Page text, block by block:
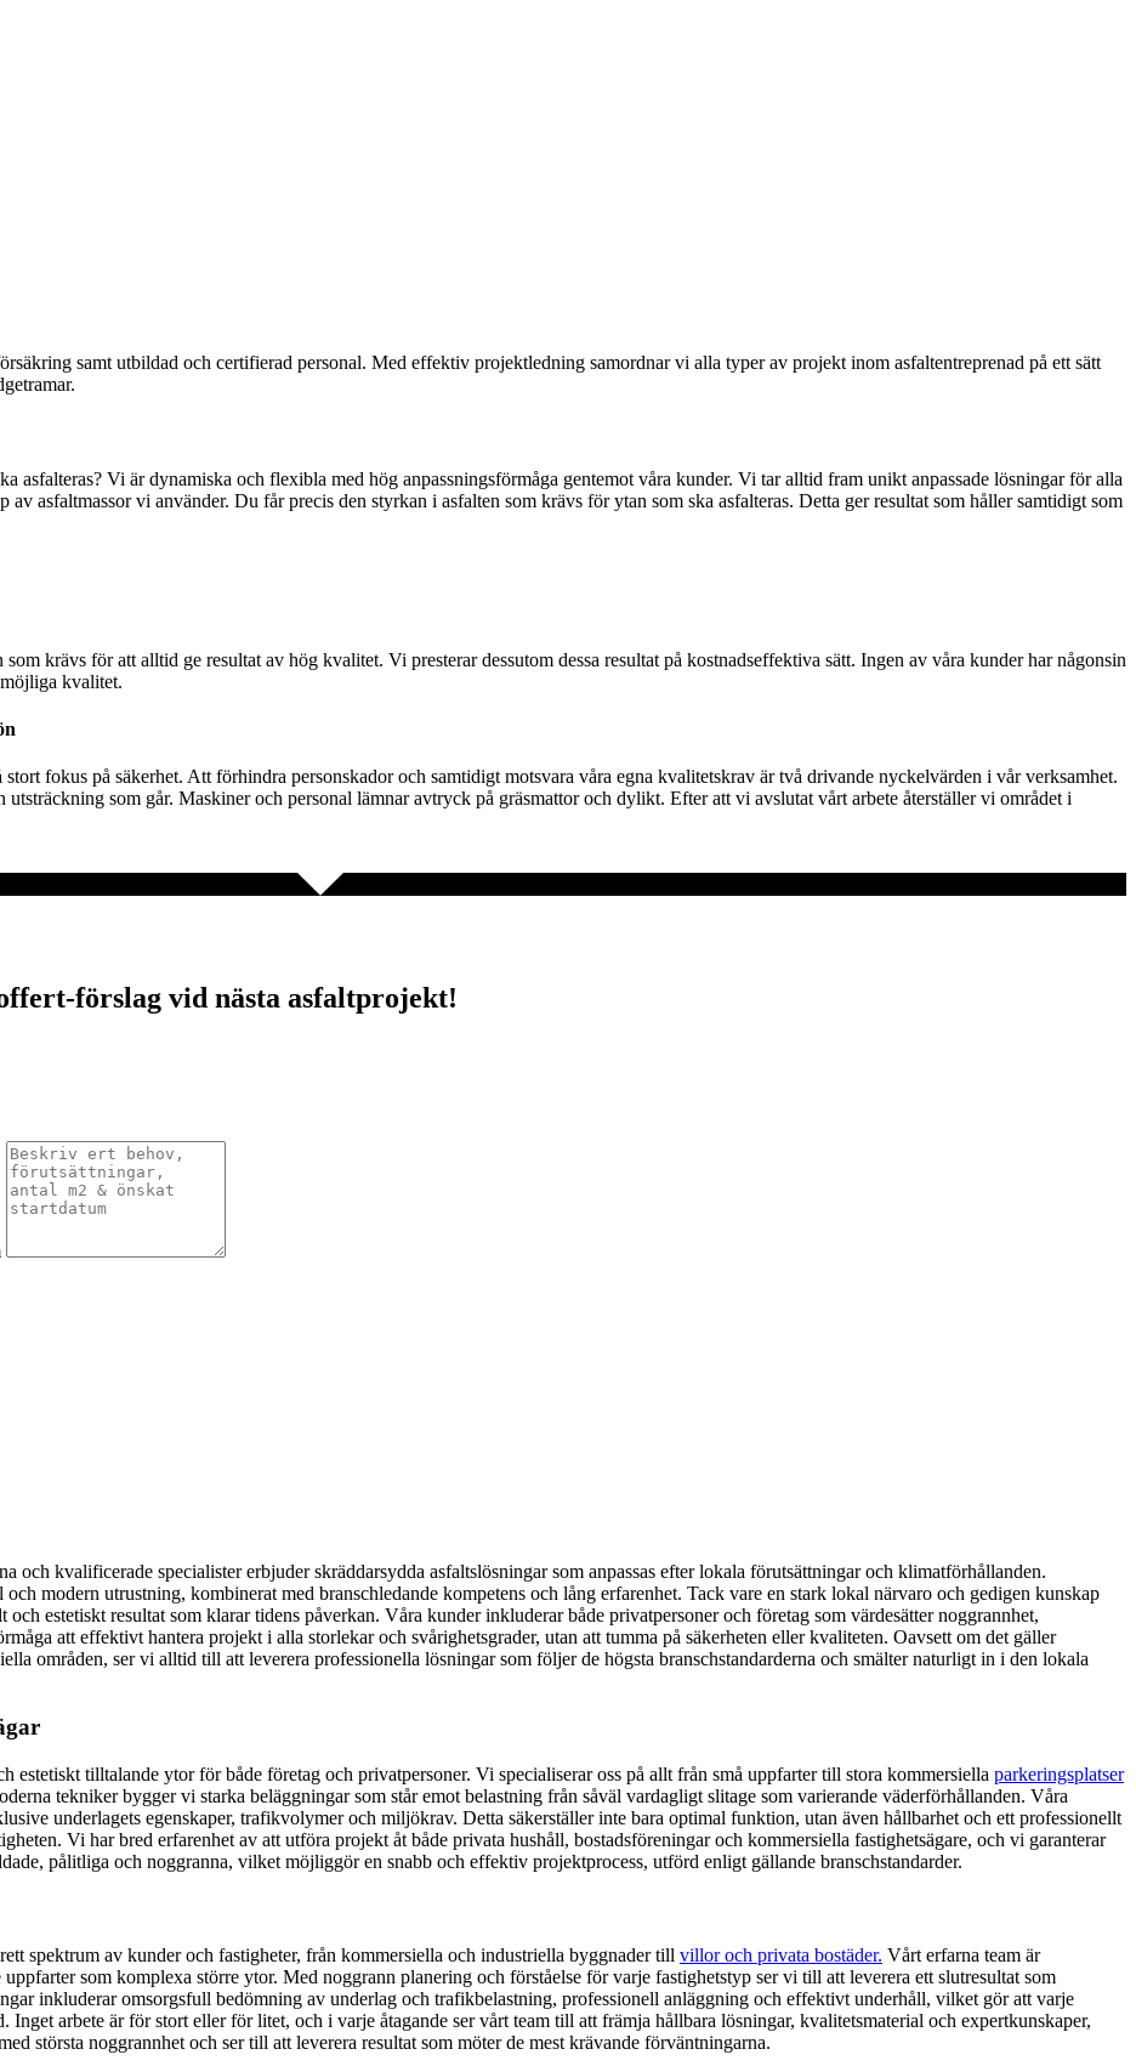
samt utbildad och certifierad personal. Med effektiv projektledning samordnar vi alla typer av projekt inom asfaltentreprenad på ett sätt
asfalteras? Vi är dynamiska och flexibla med hög anpassningsförmåga gentemot våra kunder. Vi tar alltid fram unikt anpassade lösningar för alla
asfaltmassor vi använder. Du får precis den styrkan i asfalten som krävs för ytan som ska asfalteras. Detta ger resultat som håller samtidigt som
krävs för att alltid ge resultat av hög kvalitet. Vi presterar dessutom dessa resultat på kostnadseffektiva sätt. Ingen av våra kunder har någonsin
kvalitet.
fokus på säkerhet. Att förhindra personskador och samtidigt motsvara våra egna kvalitetskrav är två drivande nyckelvärden i vår verksamhet.
som går. Maskiner och personal lämnar avtryck på gräsmattor och dylikt. Efter att vi avslutat vårt arbete återställer vi området i
förslag vid nästa asfaltprojekt!
och kvalificerade specialister erbjuder skräddarsydda asfaltslösningar som anpassas efter lokala förutsättningar och klimatförhållanden.
modern utrustning, kombinerat med branschledande kompetens och lång erfarenhet. Tack vare en stark lokal närvaro och gedigen kunskap
estetiskt resultat som klarar tidens påverkan. Våra kunder inkluderar både privatpersoner och företag som värdesätter noggrannhet,
att effektivt hantera projekt i alla storlekar och svårighetsgrader, utan att tumma på säkerheten eller kvaliteten. Oavsett om det gäller
områden, ser vi alltid till att leverera professionella lösningar som följer de högsta branschstandarderna och smälter naturligt in i den lokala
estetiskt tilltalande ytor för både företag och privatpersoner. Vi specialiserar oss på allt från små uppfarter till stora kommersiella parkeringsplatser
tekniker bygger vi starka beläggningar som står emot belastning från såväl vardagligt slitage som varierande väderförhållanden. Våra
underlagets egenskaper, trafikvolymer och miljökrav. Detta säkerställer inte bara optimal funktion, utan även hållbarhet och ett professionellt
Vi har bred erfarenhet av att utföra projekt åt både privata hushåll, bostadsföreningar och kommersiella fastighetsägare, och vi garanterar
pålitliga och noggranna, vilket möjliggör en snabb och effektiv projektprocess, utförd enligt gällande branschstandarder.
spektrum av kunder och fastigheter, från kommersiella och industriella byggnader till villor och privata bostäder. Vårt erfarna team är
som komplexa större ytor. Med noggrann planering och förståelse för varje fastighetstyp ser vi till att leverera ett slutresultat som
inkluderar omsorgsfull bedömning av underlag och trafikbelastning, professionell anläggning och effektivt underhåll, vilket gör att varje
arbete är för stort eller för litet, och i varje åtagande ser vårt team till att främja hållbara lösningar, kvalitetsmaterial och expertkunskaper,
största noggrannhet och ser till att leverera resultat som möter de mest krävande förväntningarna.